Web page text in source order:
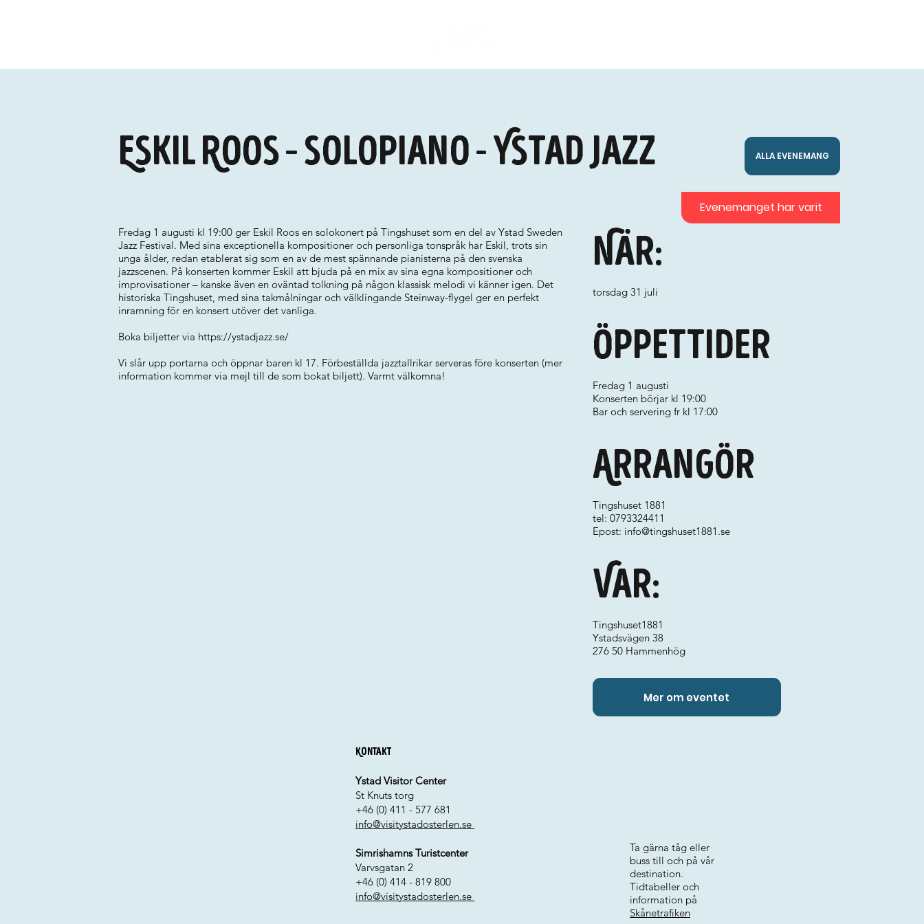
Eskil Roos – Solopiano - Ystad Jazz ALLA EVENEMANG
Fredag 1 augusti kl 19:00 ger Eskil Roos en solokonert på Tingshuset som en del av Ystad Sweden
Jazz Festival. Med sina exceptionella kompositioner och personliga tonspråk har Eskil, trots sin
unga ålder, redan etablerat sig som en av de mest spännande pianisterna på den svenska
jazzscenen. På konserten kommer Eskil att bjuda på en mix av sina egna kompositioner och
improvisationer – kanske även en oväntad tolkning på någon klassisk melodi vi känner igen. Det
historiska Tingshuset, med sina takmålningar och välklingande Steinway-flygel ger en perfekt
inramning för en konsert utöver det vanliga.
Boka biljetter via https://ystadjazz.se/
Vi slår upp portarna och öppnar baren kl 17. Förbeställda jazztallrikar serveras före konserten (mer
information kommer via mejl till de som bokat biljett). Varmt välkomna!
När:
torsdag 31 juli
Var:
Arrangör
Tingshuset 1881
tel: 0793324411
Epost: info@tingshuset1881.se
Tingshuset1881
Ystadsvägen 38
276 50 Hammenhög
Öppettider
Fredag 1 augusti
Konserten börjar kl 19:00
Bar och servering fr kl 17:00
Mer om eventet
Evenemanget har varit
Kontakt
Ystad Visitor Center
St Knuts torg
+46 (0) 411 - 577 681
info@visitystadosterlen.se
Simrishamns Turistcenter
Varvsgatan 2
+46 (0) 414 - 819 800
info@visitystadosterlen.se
Ta gärna tåg eller
buss till och på vår
destination.
Tidtabeller och
information på
Skånetrafiken